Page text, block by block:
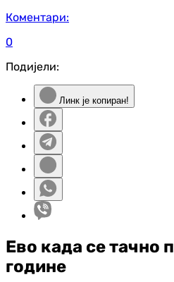
Коментари:
0
Подијели:
Линк је копиран!
Ево када се тачно
године